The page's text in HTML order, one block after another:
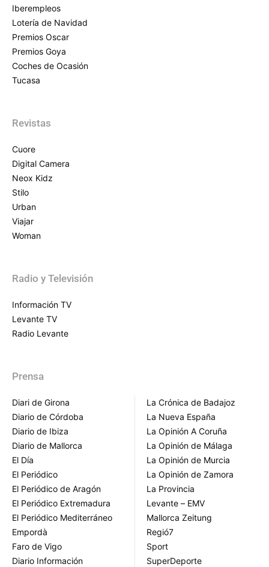
Iberempleos
Lotería de Navidad
Premios Oscar
Premios Goya
Coches de Ocasión
Tucasa
Revistas
Cuore
Digital Camera
Neox Kidz
Stilo
Urban
Viajar
Woman
Radio y Televisión
Información TV
Levante TV
Radio Levante
Prensa
Diari de Girona
Diario de Córdoba
Diario de Ibiza
Diario de Mallorca
El Día
El Periódico
El Periódico de Aragón
El Periódico Extremadura
El Periódico Mediterráneo
Empordà
Faro de Vigo
Diario Información
La Crónica de Badajoz
La Nueva España
La Opinión A Coruña
La Opinión de Málaga
La Opinión de Murcia
La Opinión de Zamora
La Provincia
Levante – EMV
Mallorca Zeitung
Regió7
Sport
SuperDeporte